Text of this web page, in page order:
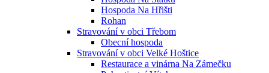
Hospoda Na Hřišti
Rohan
Stravování v obci Třebom
Obecní hospoda
Stravování v obci Velké Hoštice
Restaurace a vinárna Na Zámečku